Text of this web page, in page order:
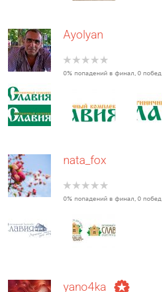
Ayolyan
0% попадений в финал, 0 побед
nata_fox
0% попадений в финал, 0 побед
yano4ka